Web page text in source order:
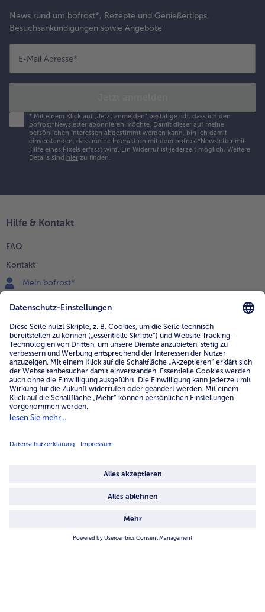
News rund um bofrost*, Rezepte und Genießertipps,
Besuchsankündigungen sowie Angebote
E-Mail Adresse*
* Mit einem Klick auf „Jetzt anmelden" bestätige ich, dass ich den
bofrost*Newsletter abonnieren möchte. Damit dieser auf meine
persönlichen Interessen abgestimmt werden kann, bin ich damit
einverstanden, dass meine Interaktion mit dem bofrost*Newsletter mit
Hilfe eines Pixels erfasst wird. Ein Widerruf ist jederzeit möglich. Weitere
Details sind hier zu finden.
Hilfe & Kontakt
FAQ
Kontakt
Mein bofrost*
0800 - 000 19 18
Mo.-Fr.: 7-21 Uhr Sa: 8-16 Uhr
Service
Unternehmen
Über uns